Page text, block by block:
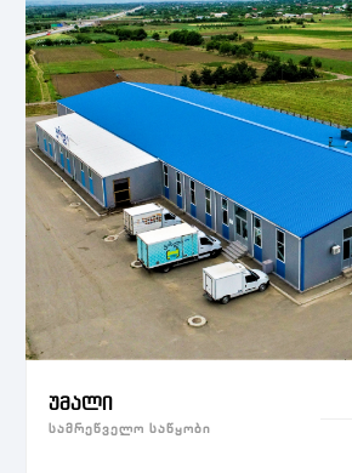
უმალი
სამრეწველო საწყობი